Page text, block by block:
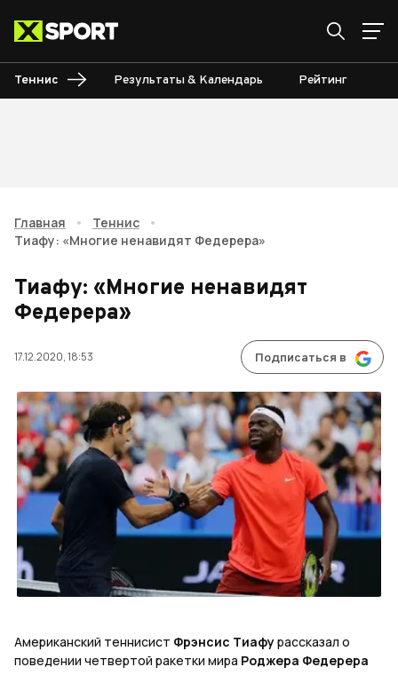
Теннис Результаты & Календарь Рейтинг
Главная • Теннис
•
Тиафу: «Многие ненавидят Федерера»
Тиафу: «Многие ненавидят
Федерера»
17.12.2020, 18:53 Подписаться в
Американский теннисист Фрэнсис Тиафурассказал о
поведении четвертой ракетки мира Роджера Федерера